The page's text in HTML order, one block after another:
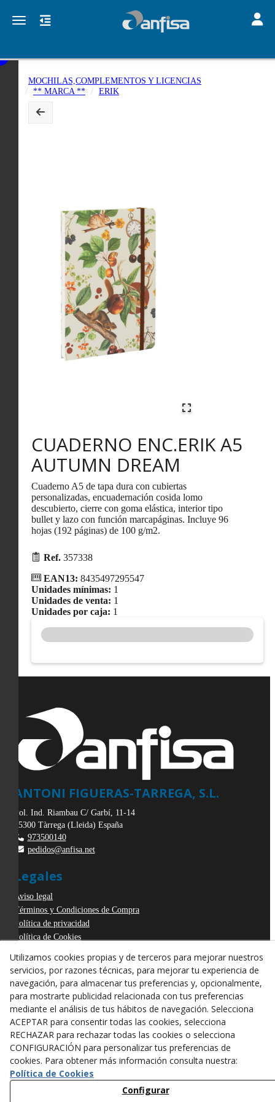
Toggle navigation
MOCHILAS,COMPLEMENTOS Y LICENCIAS
** MARCA **
ERIK
CUADERNO ENC.ERIK A5
AUTUMN DREAM
Cuaderno A5 de tapa dura con cubiertas
personalizadas, encuadernación cosida lomo
descubierto, cierre con goma elástica, interior tipo
bullet y lazo con función marcapáginas. Incluye 96
hojas (192 páginas) de 100 g/m2.
Ref. 357338
EAN13: 8435497295547
Unidades mínimas: 1
Unidades de venta: 1
Unidades por caja: 1
ANTONI FIGUERAS-TARREGA, S.L.
Pol. Ind. Riambau C/ Garbí, 11-14
25300 Tàrrega (Lleida) España
973500140
pedidos@anfisa.net
Legales
Aviso legal
Términos y Condiciones de Compra
Política de privacidad
Política de Cookies
Derecho de desistimiento
Utilizamos cookies propias y de terceros para mejorar nuestros
servicios, por razones técnicas, para mejorar tu experiencia de
navegación, para almacenar tus preferencias y, opcionalmente,
para mostrarte publicidad relacionada con tus preferencias
mediante el análisis de tus hábitos de navegación. Selecciona
ACEPTAR para consentir todas las cookies, selecciona
RECHAZAR para rechazar todas las cookies o selecciona
CONFIGURACIÓN para personalizar tus preferencias de
cookies. Para obtener más información consulta nuestra:
Política de Cookies
Configurar